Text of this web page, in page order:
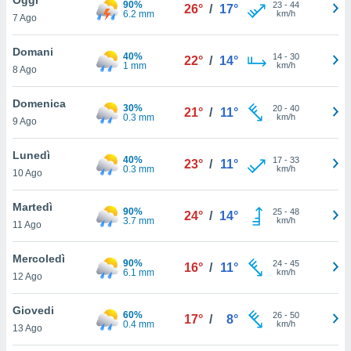
è
al sito
di
ci
di
il
un
la
nella
7 Ago
90%
6.2 mm
26° / 17° 23- 44
km/h
Domani
8 Ago
40%
1 mm
22° / 14° 14- 30
km/h
Domenica
9 Ago
30%
0.3 mm
21° / 11° 20- 40
km/h
Lunedì
10 Ago
40%
0.3 mm
23° / 11° 17- 33
km/h
Martedì
11 Ago
90%
3.7 mm
24° / 14° 25- 48
km/h
Mercoledì
12 Ago
90%
6.1 mm
16° / 11° 24- 45
km/h
Giovedi
13 Ago
60%
0.4 mm
17° / 8° 26- 50
km/h